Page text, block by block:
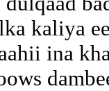
kaliya
ina